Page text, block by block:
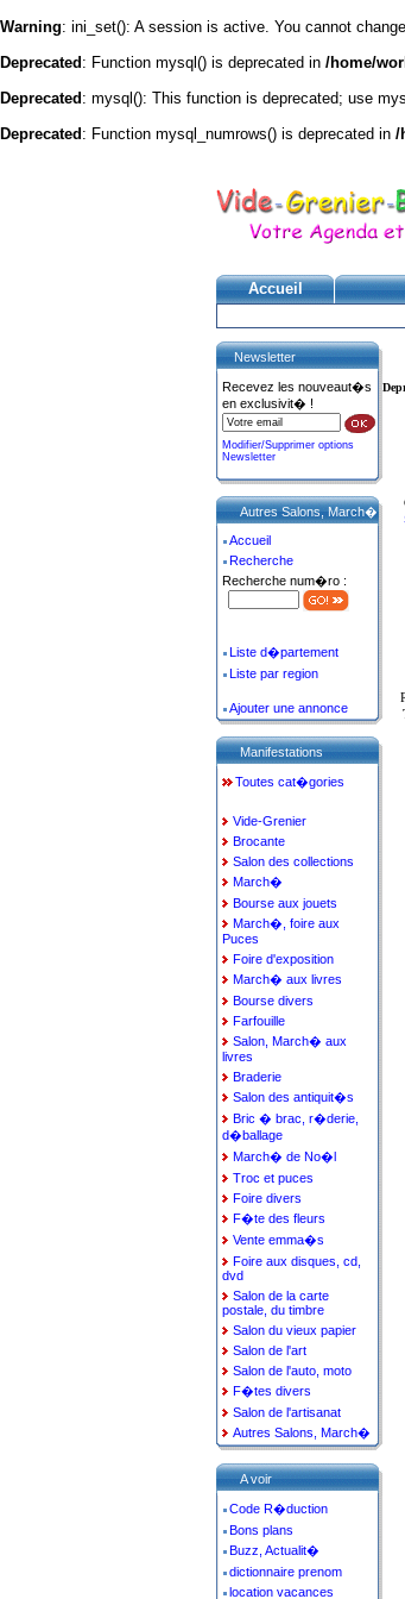
Warning: ini_set(): A session is active. You cannot
Deprecated : Function mysql() is deprecated in /home/
Deprecated : mysql(): This function is deprecated; use
Deprecated : Function mysql_numrows() is deprecated in /
Accueil
Newsletter
Recevez les nouveaut�s
en exclusivit� !
Modifier/Supprimer options
Newsletter
Autres Salons, March�
Accueil
Recherche
Recherche num�ro :
Liste d�partement
Liste par region
Ajouter une annonce
Manifestations
Toutes cat�gories
Vide-Grenier
Brocante
Salon des collections
March�
Bourse aux jouets
March�, foire aux
Puces
Foire d'exposition
March� aux livres
Bourse divers
Farfouille
Salon, March� aux
livres
Braderie
Salon des antiquit�s
Bric � brac, r�derie,
d�ballage
March� de No�l
Troc et puces
Foire divers
F�te des fleurs
Vente emma�s
Foire aux disques, cd,
dvd
Salon de la carte
postale, du timbre
Salon du vieux papier
Salon de l'art
Salon de l'auto, moto
F�tes divers
Salon de l'artisanat
Autres Salons, March�
A voir
Code R�duction
Bons plans
Buzz, Actualit�
dictionnaire prenom
location vacances